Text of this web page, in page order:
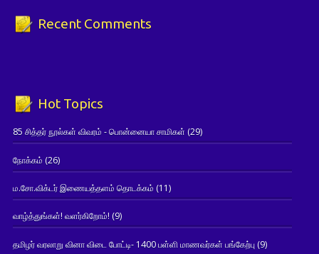
Recent Comments
Hot Topics
85 சித்தர் நூல்கள் விவரம் - பொன்னையா சாமிகள் (29)
நோக்கம் (26)
ம.சோ.விக்டர் இணையத்தளம் தொடக்கம் (11)
வாழ்த்துங்கள்! வளர்கிறோம்! (9)
தமிழர் வரலாறு வினா விடை போட்டி- 1400 பள்ளி மாணவர்கள் பங்கேற்பு(9)